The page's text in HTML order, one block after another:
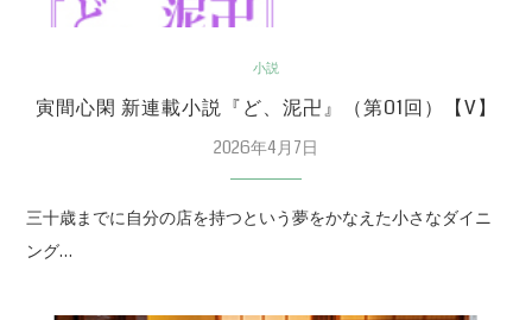
小説
寅間心閑 新連載小説『ど、泥卍』（第01回）【V】
2026年4月7日
三十歳までに自分の店を持つという夢をかなえた小さなダイニ
ング…